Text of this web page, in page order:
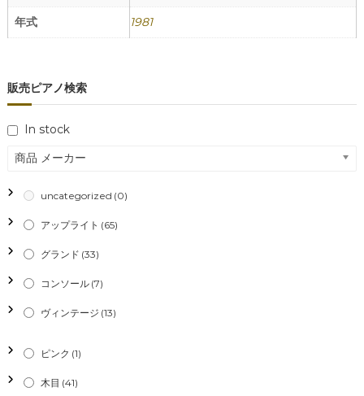
年式 1981
販売ピアノ検索
In stock
商品 メーカー
uncategorized (0)
アップライト (65)
グランド (33)
コンソール (7)
ヴィンテージ (13)
ピンク (1)
木目 (41)